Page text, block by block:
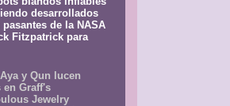
desarrollados
de la NASA
Fitzpatrick para
y Qun lucen
en Graff's
Jewelry